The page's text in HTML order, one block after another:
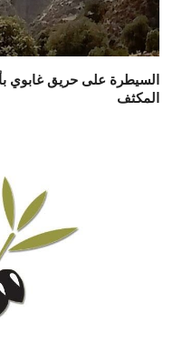
السيطرة على حريق غابوي
المكثف